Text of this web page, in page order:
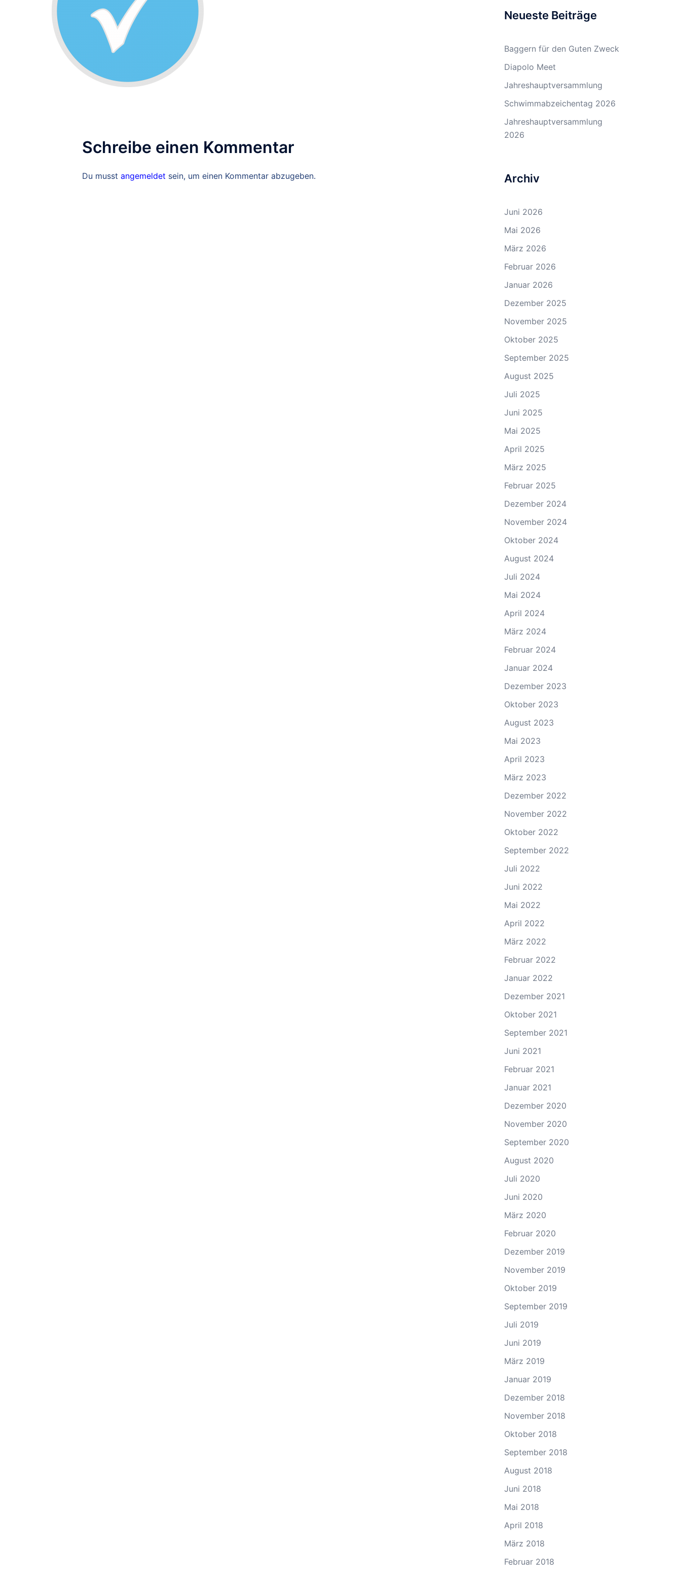
Schreibe einen Kommentar
Du musst angemeldet sein, um einen Kommentar abzugeben.
Neueste Beiträge
Baggern für den Guten Zweck
Diapolo Meet
Jahreshauptversammlung
Schwimmabzeichentag 2026
Jahreshauptversammlung
2026
Archiv
Juni 2026
Mai 2026
März 2026
Februar 2026
Januar 2026
Dezember 2025
November 2025
Oktober 2025
September 2025
August 2025
Juli 2025
Juni 2025
Mai 2025
April 2025
März 2025
Februar 2025
Dezember 2024
November 2024
Oktober 2024
August 2024
Juli 2024
Mai 2024
April 2024
März 2024
Februar 2024
Januar 2024
Dezember 2023
Oktober 2023
August 2023
Mai 2023
April 2023
März 2023
Dezember 2022
November 2022
Oktober 2022
September 2022
Juli 2022
Juni 2022
Mai 2022
April 2022
März 2022
Februar 2022
Januar 2022
Dezember 2021
Oktober 2021
September 2021
Juni 2021
Februar 2021
Januar 2021
Dezember 2020
November 2020
September 2020
August 2020
Juli 2020
Juni 2020
März 2020
Februar 2020
Dezember 2019
November 2019
Oktober 2019
September 2019
Juli 2019
Juni 2019
März 2019
Januar 2019
Dezember 2018
November 2018
Oktober 2018
September 2018
August 2018
Juni 2018
Mai 2018
April 2018
März 2018
Februar 2018